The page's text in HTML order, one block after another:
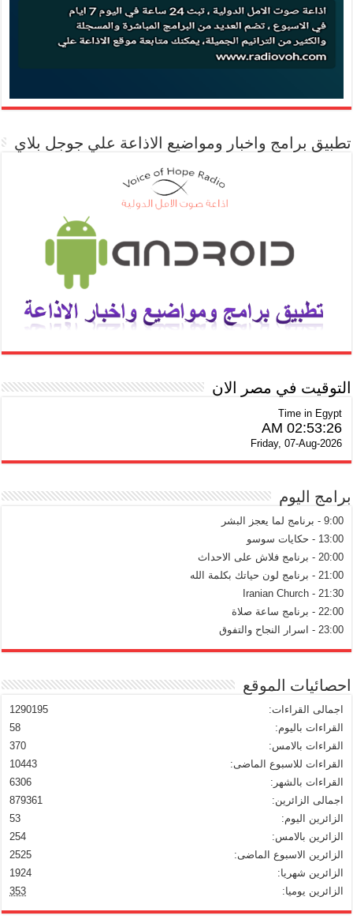
تطبيق برامج واخبار ومواضيع الاذاعة علي جوجل بلاي
التوقيت في مصر الان
Time in Egypt
02:53:26 AM
Friday, 07-Aug-2026
برامج اليوم
9:00 - برنامج لما يعجز البشر
13:00 - حكايات سوسو
20:00 - برنامج فلاش على الاحداث
21:00 - برنامج لون حياتك بكلمة الله
21:30 - Iranian Church
22:00 - برنامج ساعة صلاة
23:00 - اسرار النجاح والتفوق
احصائيات الموقع
1290195
اجمالى القراءات:
58
القراءات باليوم:
370
القراءات بالامس:
10443
القراءات للاسبوع الماضى:
6306
القراءات بالشهر:
879361
اجمالى الزائرين:
53
الزائرين اليوم:
254
الزائرين بالامس:
2525
الزائرين الاسبوع الماضى:
1924
الزائرين شهريا:
353
الزائرين يوميا: